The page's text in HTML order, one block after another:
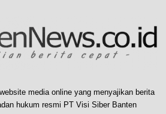
media online yang menyajikan berita
hukum resmi PT Visi Siber Banten